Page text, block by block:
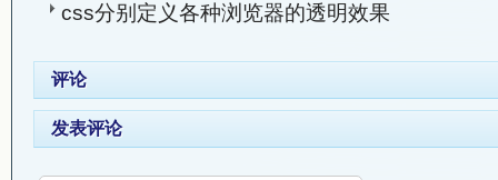
css分别定义各种浏览器的透明效果
评论
发表评论